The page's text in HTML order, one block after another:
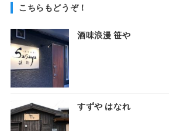
こちらもどうぞ！
酒味浪漫 笹や
すずや はなれ